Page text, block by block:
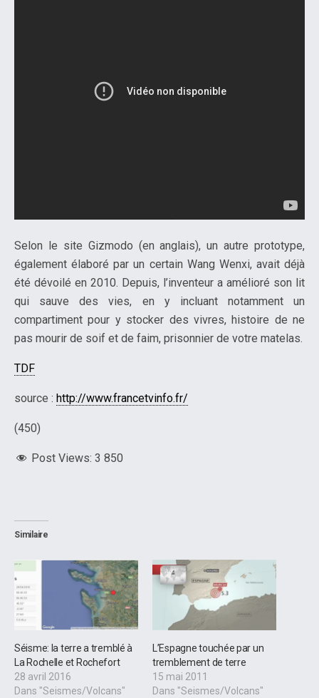
Selon le site Gizmodo (en anglais), un autre prototype,
également élaboré par un certain Wang Wenxi, avait déjà
été dévoilé en 2010. Depuis, l’inventeur a amélioré son lit
qui sauve des vies, en y incluant notamment un
compartiment pour y stocker des vivres, histoire de ne
pas mourir de soif et de faim, prisonnier de votre matelas.
TDF
source : http://www.francetvinfo.fr/
(450)
Post Views: 3 850
Similaire
Séisme: la terre a tremblé à
La Rochelle et Rochefort
28 avril 2016
Dans "Seismes/Volcans"
L’Espagne touchée par un
tremblement de terre
15 mai 2011
Dans "Seismes/Volcans"